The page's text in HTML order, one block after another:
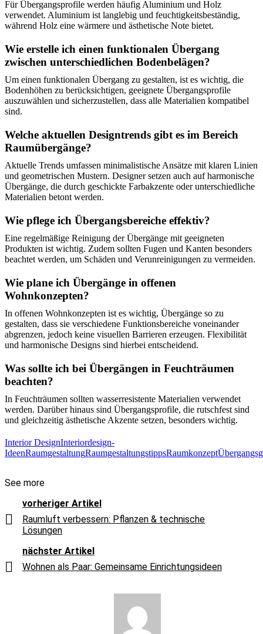
Für Übergangsprofile werden häufig Aluminium und Holz
verwendet. Aluminium ist langlebig und feuchtigkeitsbeständig,
während Holz eine wärmere und ästhetische Note bietet.
Wie erstelle ich einen funktionalen Übergang
zwischen unterschiedlichen Bodenbelägen?
Um einen funktionalen Übergang zu gestalten, ist es wichtig, die
Bodenhöhen zu berücksichtigen, geeignete Übergangsprofile
auszuwählen und sicherzustellen, dass alle Materialien kompatibel
sind.
Welche aktuellen Designtrends gibt es im Bereich
Raumübergänge?
Aktuelle Trends umfassen minimalistische Ansätze mit klaren Linien
und geometrischen Mustern. Designer setzen auch auf harmonische
Übergänge, die durch geschickte Farbakzente oder unterschiedliche
Materialien betont werden.
Wie pflege ich Übergangsbereiche effektiv?
Eine regelmäßige Reinigung der Übergänge mit geeigneten
Produkten ist wichtig. Zudem sollten Fugen und Kanten besonders
beachtet werden, um Schäden und Verunreinigungen zu vermeiden.
Wie plane ich Übergänge in offenen
Wohnkonzepten?
In offenen Wohnkonzepten ist es wichtig, Übergänge so zu
gestalten, dass sie verschiedene Funktionsbereiche voneinander
abgrenzen, jedoch keine visuellen Barrieren erzeugen. Flexibilität
und harmonische Designs sind hierbei entscheidend.
Was sollte ich bei Übergängen in Feuchträumen
beachten?
In Feuchträumen sollten wasserresistente Materialien verwendet
werden. Darüber hinaus sind Übergangsprofile, die rutschfest sind
und gleichzeitig ästhetische Akzente setzen, besonders wichtig.
Interior DesignInteriordesign-
IdeenRaumgestaltungRaumgestaltungstippsRaumkonzept
See more
vorheriger Artikel
Raumluft verbessern: Pflanzen & technische
Lösungen
nächster Artikel
Wohnen als Paar: Gemeinsame Einrichtungsideen